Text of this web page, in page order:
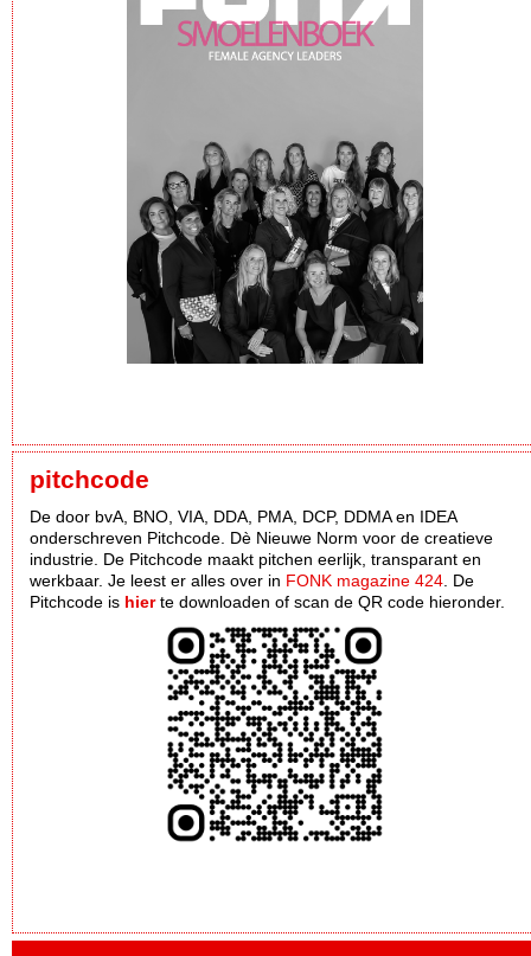
pitchcode
De door bvA, BNO, VIA, DDA, PMA, DCP, DDMA en IDEA
onderschreven Pitchcode. Dè Nieuwe Norm voor de creatieve
industrie. De Pitchcode maakt pitchen eerlijk, transparant en
werkbaar. Je leest er alles over in FONK magazine 424 . De
Pitchcode is hierte downloaden of scan de QR code hieronder.